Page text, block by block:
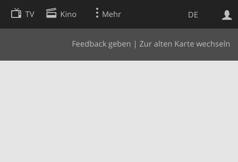
DE
TV Kino Mehr
Feedback geben | Zur alten Karte wechseln
Websuche